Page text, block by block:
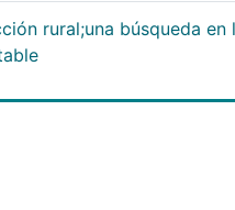
rural;una búsqueda